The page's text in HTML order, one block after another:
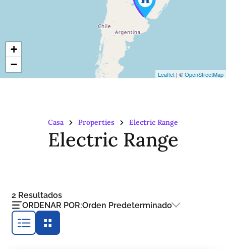
+
−
Leaflet | ©OpenStreetMap
Casa Properties Electric Range
Electric Range
2 Resultados
ORDENAR POR:Orden Predeterminado